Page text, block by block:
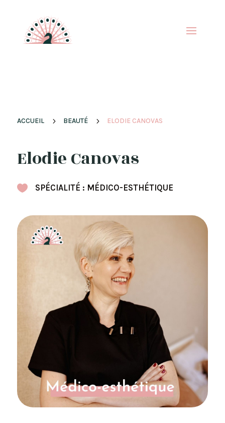
ACCUEIL 5 BEAUTÉ 5 ELODIE CANOVAS
Elodie Canovas
 SPÉCIALITÉ : MÉDICO-ESTHÉTIQUE